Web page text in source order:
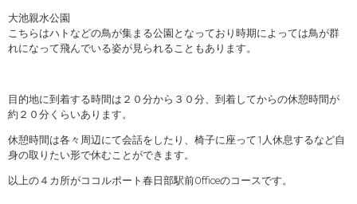
大池親水公園
こちらはハトなどの鳥が集まる公園となっており時期によっては鳥が群
れになって飛んでいる姿が見られることもあります。
目的地に到着する時間は２０分から３０分、到着してからの休憩時間が
約２０分くらいあります。
休憩時間は各々周辺にて会話をしたり、椅子に座って1人休息するなど自
身の取りたい形で休むことができます。
以上の４カ所がココルポート春日部駅前Officeのコースです。